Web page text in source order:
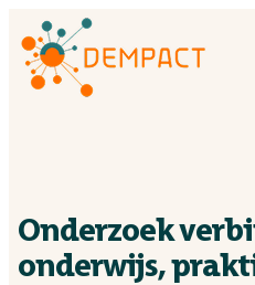
Impact
Dementia
Onderzoek
onderwijs,